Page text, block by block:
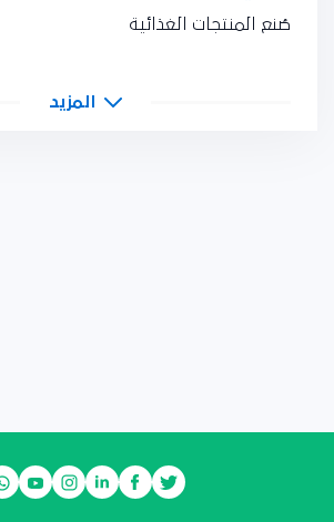
صُنع المنتجات الغذائية
المزيد